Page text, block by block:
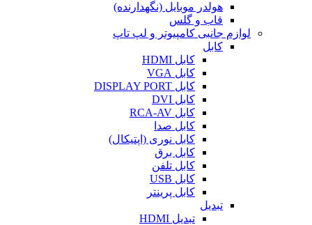
هولدر موبایل (نگهدارنده)
قاب و گلس
لوازم جانبی کامپیوتر و لپ تاپ
کابل
کابل HDMI
کابل VGA
کابل DISPLAY PORT
کابل DVI
کابل RCA-AV
کابل صدا
کابل نوری (اپتیکال)
کابل برق
کابل تلفن
کابل USB
کابل پرینتر
تبدیل
تبدیل HDMI